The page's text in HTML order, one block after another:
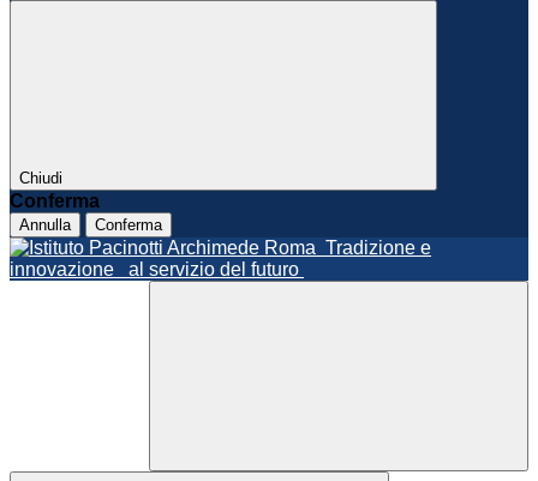
Chiudi
Conferma
Annulla Conferma
Roma Tradizione e
innovazione
al servizio del futuro